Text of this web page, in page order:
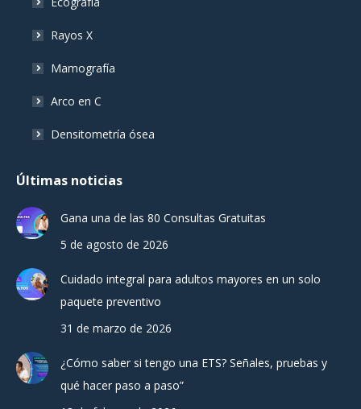
Rayos X
Mamografía
Arco en C
Densitometría ósea
Últimas noticias
Gana una de las 80 Consultas Gratuitas
5 de agosto de 2026
Cuidado integral para adultos mayores en un solo
paquete preventivo
31 de marzo de 2026
¿Cómo saber si tengo una ETS? Señales, pruebas y
qué hacer paso a paso”